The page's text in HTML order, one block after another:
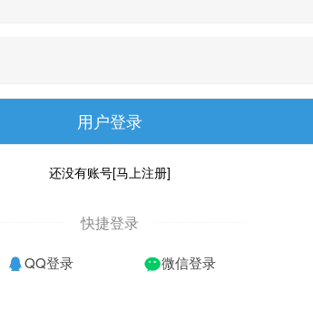
还没有账号[马上注册]
快捷登录
QQ登录 微信登录